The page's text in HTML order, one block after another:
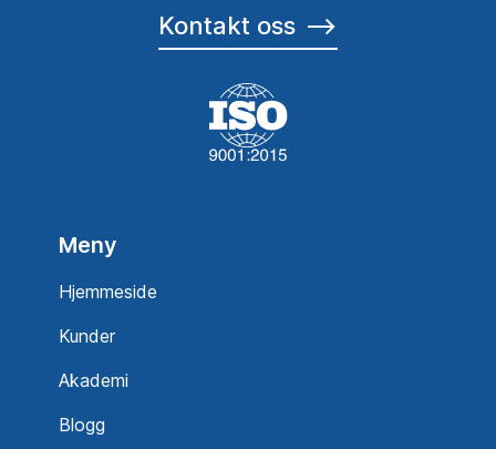
Kontakt oss ⟶
Meny
Hjemmeside
Kunder
Akademi
Blogg